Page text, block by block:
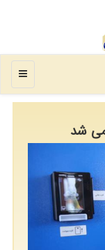
منو
شد